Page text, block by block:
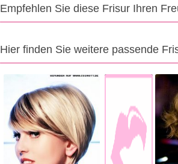
Empfehlen Sie diese Frisur Ihren
Hier finden Sie weitere passende